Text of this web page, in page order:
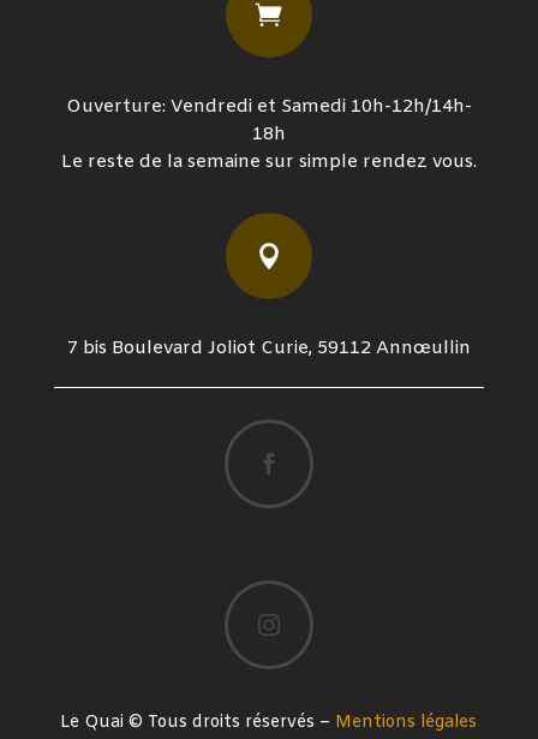

Ouverture: Vendredi et Samedi 10h-12h/14h-
18h
Le reste de la semaine sur simple rendez vous.

7 bis Boulevard Joliot Curie, 59112 Annœullin


Le Quai © Tous droits réservés – Mentions légales